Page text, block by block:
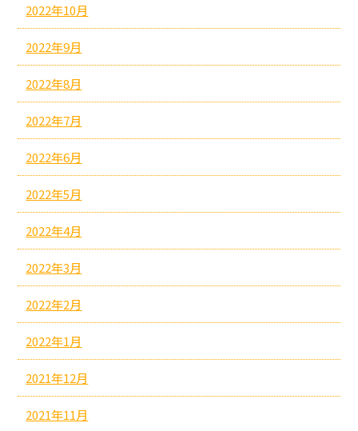
2022年10月
2022年9月
2022年8月
2022年7月
2022年6月
2022年5月
2022年4月
2022年3月
2022年2月
2022年1月
2021年12月
2021年11月